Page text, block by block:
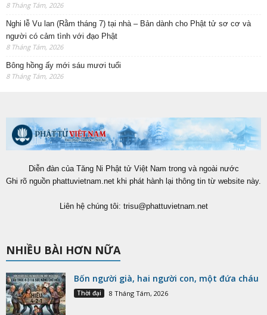
8 Tháng Tám, 2026
Nghi lễ Vu lan (Rằm tháng 7) tại nhà – Bản dành cho Phật tử sơ cơ và
người có cảm tình với đạo Phật
8 Tháng Tám, 2026
Bông hồng ấy mới sáu mươi tuổi
8 Tháng Tám, 2026
Diễn đàn của Tăng Ni Phật tử Việt Nam trong và ngoài nước
Ghi rõ nguồn phattuvietnam.net khi phát hành lại thông tin từ website này.
Liên hệ chúng tôi: trisu@phattuvietnam.net
NHIỀU BÀI HƠN NỮA
Bốn người già, hai người con, một đứa cháu
Thời đại 8 Tháng Tám, 2026